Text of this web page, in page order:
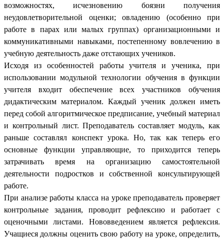
возможностях, исчезновению боязни получения
неудовлетворительной оценки; овладению (особенно при
работе в парах или малых группах) организационными и
коммуникативными навыками, постепенному вовлечению в
учебную деятельность даже отстающих учеников.
Исходя из особенностей работы учителя и ученика, при
использовании модульной технологии обучения в функции
учителя входит обеспечение всех участников обучения
дидактическим материалом. Каждый ученик должен иметь
перед собой алгоритмическое предписание, учебный материал
и контрольный лист. Преподаватель составляет модуль, как
раньше составлял конспект урока. Но, так как теперь его
основные функции управляющие, то приходится теперь
затрачивать время на организацию самостоятельной
деятельности подростков и собственной консультирующей
работе.
При анализе работы класса на уроке преподаватель проверяет
контрольные задания, проводит рефлексию и работает с
оценочными листами. Нововведением является рефлексия.
Учащиеся должны оценить свою работу на уроке, определить,